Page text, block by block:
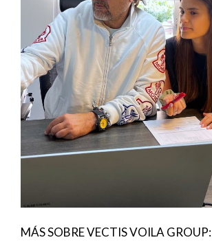
MÁS SOBRE VECTIS VOILA GROUP: